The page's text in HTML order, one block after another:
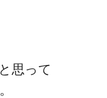
思って